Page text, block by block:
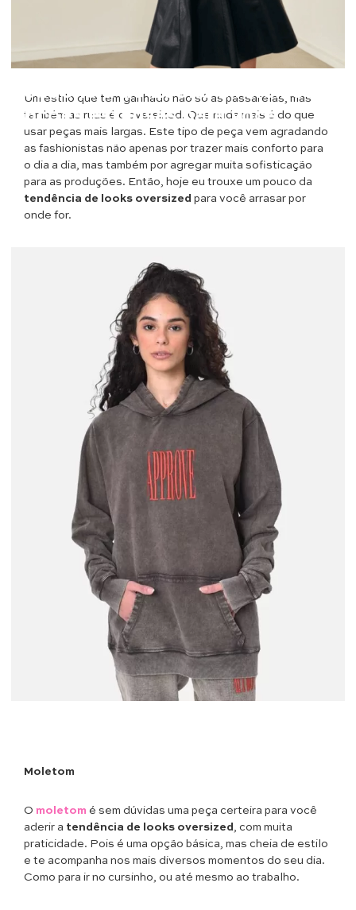
Tendência de Looks Oversized: 5
opções estilosas para você
Um estilo que tem ganhado não só as passarelas, mas
também as ruas é o oversized. Que nada mais é do que
usar peças mais largas. Este tipo de peça vem agradando
as fashionistas não apenas por trazer mais conforto para
o dia a dia, mas também por agregar muita sofisticação
para as produções. Então, hoje eu trouxe um pouco da
tendência de looks oversized para você arrasar por
onde for.
Moletom
O moletom é sem dúvidas uma peça certeira para você
aderir a tendência de looks oversized , com muita
praticidade. Pois é uma opção básica, mas cheia de estilo
e te acompanha nos mais diversos momentos do seu dia.
Como para ir no cursinho, ou até mesmo ao trabalho.